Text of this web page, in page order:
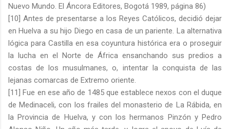
Nuevo Mundo. El Áncora Editores, Bogotá 1989, página 86)
[10] Antes de presentarse a los Reyes Católicos, decidió dejar
en Huelva a su hijo Diego en casa de un pariente. La alternativa
lógica para Castilla en esa coyuntura histórica era o proseguir
la lucha en el Norte de África ensanchando sus predios a
costas de los musulmanes, o, intentar la conquista de las
lejanas comarcas de Extremo oriente.
[11] Fue en ese año de 1485 que establece nexos con el duque
de Medinaceli, con los frailes del monasterio de La Rábida, en
la Provincia de Huelva, y con los hermanos Pinzón y Pedro